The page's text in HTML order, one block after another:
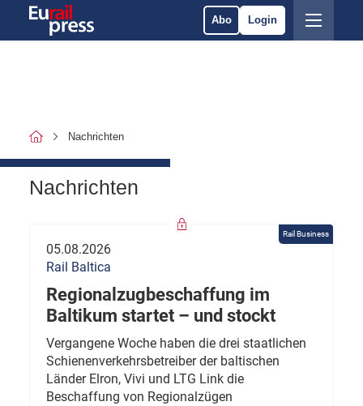
Abo Login
Nachrichten
Nachrichten
Rail Business
05.08.2026
Rail Baltica
Regionalzugbeschaffung im
Baltikum startet – und stockt
Vergangene Woche haben die drei staatlichen
Schienenverkehrsbetreiber der baltischen
Länder Elron, Vivi und LTG Link die
Beschaffung von Regionalzügen